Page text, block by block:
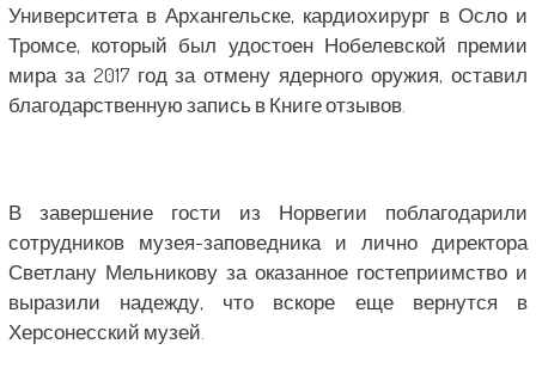
Университета в Архангельске, кардиохирург в Осло и
Тромсе, который был удостоен Нобелевской премии
мира за 2017 год за отмену ядерного оружия, оставил
благодарственную запись в Книге отзывов.
В завершение гости из Норвегии поблагодарили
сотрудников музея-заповедника и лично директора
Светлану Мельникову за оказанное гостеприимство и
выразили надежду, что вскоре еще вернутся в
Херсонесский музей.